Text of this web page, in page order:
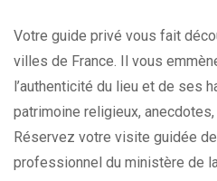
Votre guide privé vous fait
villes de France. Il vous
l’authenticité du lieu et de ses
patrimoine religieux,
Réservez votre visite guidée
professionnel du ministère de